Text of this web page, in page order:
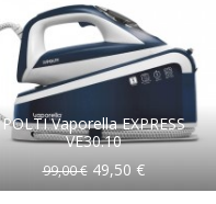
POLTI Vaporella EXPRESS
VE30.10
99,00 € 49,50 €